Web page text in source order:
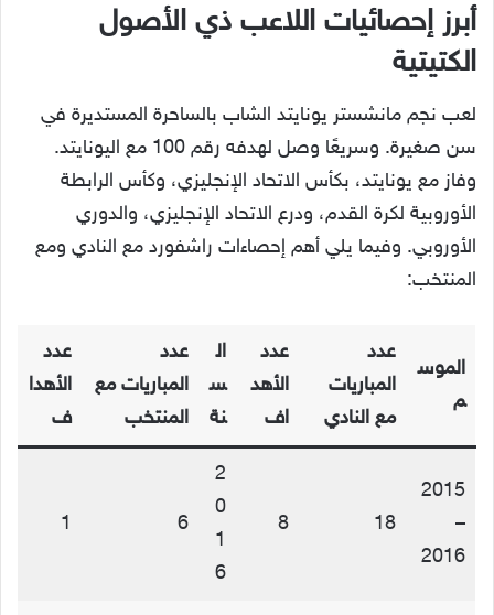
أبرز إحصائيات اللاعب ذي الأصول
الكتيتية
لعب نجم مانشستر يونايتد الشاب بالساحرة المستديرة في
سن صغيرة. وسريعًا وصل لهدفه رقم 100 مع اليونايتد.
وفاز مع يونايتد، بكأس الاتحاد الإنجليزي، وكأس الرابطة
الأوروبية لكرة القدم، ودرع الاتحاد الإنجليزي، والدوري
الأوروبي. وفيما يلي أهم إحصاءات راشفورد مع النادي ومع
المنتخب:
الموس
م
عدد
المباريات
مع النادي
عدد
الأهد
اف
ال
س
نة
عدد
المباريات مع
المنتخب
عدد
الأهدا
ف
2015
–
2016
18
8
2
0
1
6
6
1